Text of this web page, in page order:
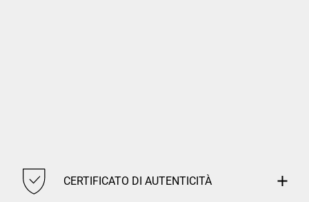
CERTIFICATO DI AUTENTICITÀ